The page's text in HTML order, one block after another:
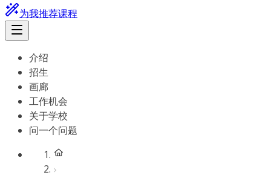
为我推荐课程
介绍
招生
画廊
工作机会
关于学校
问一个问题